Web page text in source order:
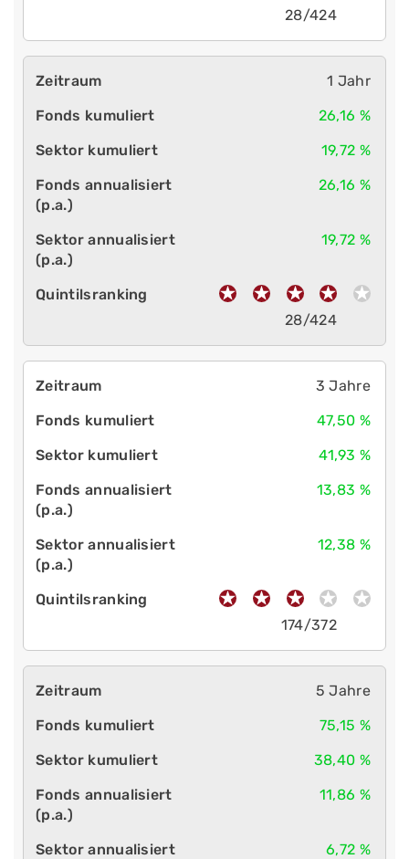
28/424
1 Jahr
26,16 %
19,72 %
26,16 %
19,72 %
28/424
3 Jahre
47,50 %
41,93 %
13,83 %
12,38 %
174/372
5 Jahre
75,15 %
38,40 %
11,86 %
6,72 %